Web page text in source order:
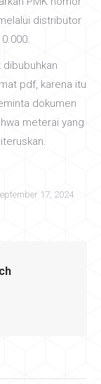
distributor
dibubuhkan
pdf, karena itu
dokumen
meterai yang
17, 2024